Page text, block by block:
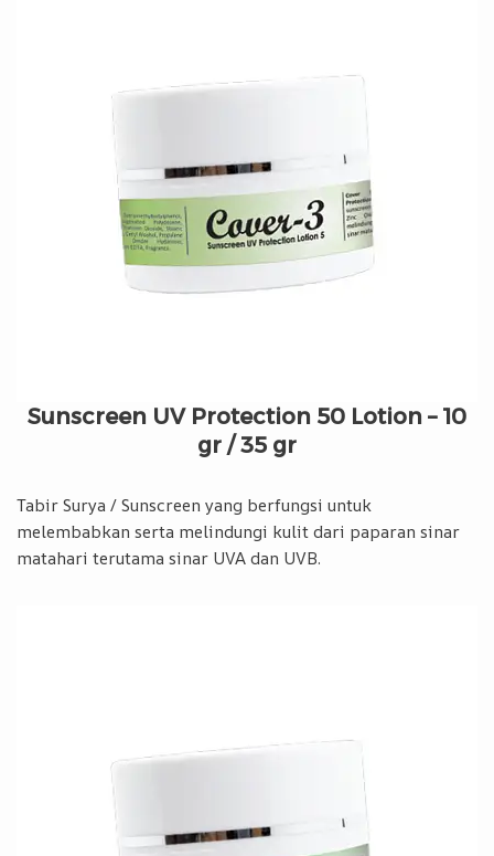
Sunscreen UV Protection 50 Lotion – 10
gr / 35 gr
Tabir Surya / Sunscreen yang berfungsi untuk
melembabkan serta melindungi kulit dari paparan sinar
matahari terutama sinar UVA dan UVB.